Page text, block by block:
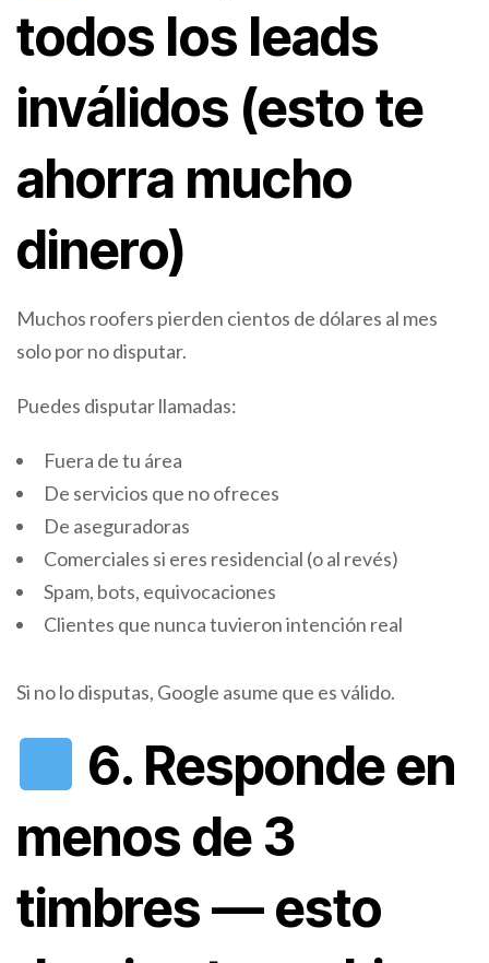
todos los leads
inválidos (esto te
ahorra mucho
dinero)
Muchos roofers pierden cientos de dólares al mes
solo por no disputar.
Puedes disputar llamadas:
Fuera de tu área
De servicios que no ofreces
De aseguradoras
Comerciales si eres residencial (o al revés)
Spam, bots, equivocaciones
Clientes que nunca tuvieron intención real
Si no lo disputas, Google asume que es válido.
6. Responde en
menos de 3
timbres — esto